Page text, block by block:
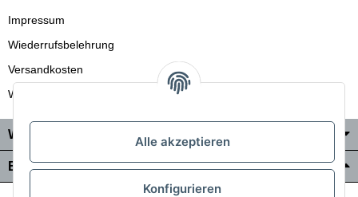
Impressum
Wiederrufsbelehrung
Versandkosten
Wir liefern auch in die Schweiz
Wo Sie uns finden
Bezahlung & Versand
Alle akzeptieren
Konfigurieren